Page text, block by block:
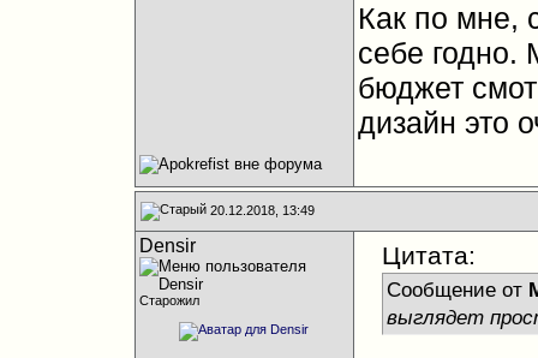
Как по мне,
себе годно.
бюджет
дизайн это
20.12.2018, 13:49
Densir
Старожил
Цитата:
Сообщение от
выглядет